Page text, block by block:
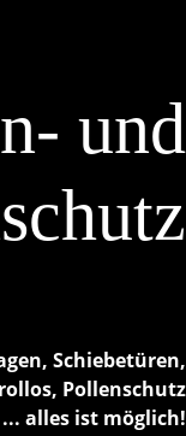
und
Schiebetüren,
Pollenschutz
... alles ist möglich!